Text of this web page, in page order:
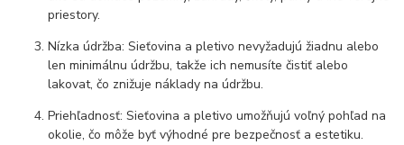
priestory.
Nízka údržba: Sieťovina a pletivo nevyžadujú žiadnu alebo
len minimálnu údržbu, takže ich nemusíte čistiť alebo
lakovat, čo znižuje náklady na údržbu.
Priehľadnosť: Sieťovina a pletivo umožňujú voľný pohľad na
okolie, čo môže byť výhodné pre bezpečnosť a estetiku.